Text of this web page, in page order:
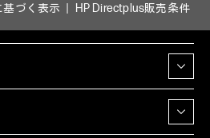
づく表示
HP Directplus販売条件